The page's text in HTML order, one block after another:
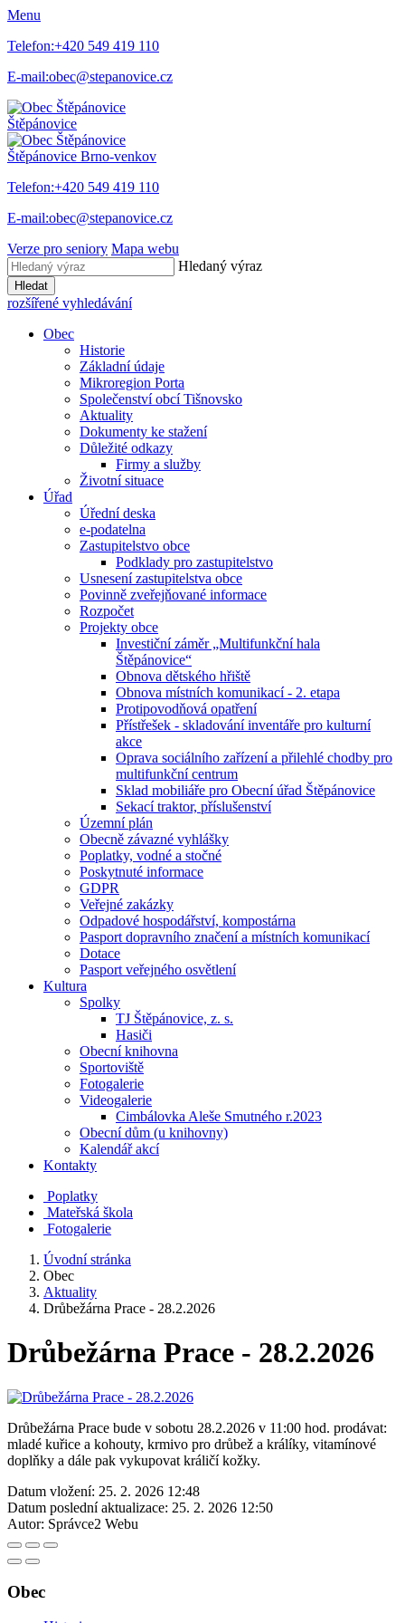
Menu
Telefon:+420 549 419 110
E-mail:obec@stepanovice.cz
Štěpánovice
Štěpánovice Brno-venkov
Telefon:+420 549 419 110
E-mail:obec@stepanovice.cz
Verze pro seniory Mapa webu
Hledaný výraz
Hledat
rozšířené vyhledávání
Obec
Historie
Základní údaje
Mikroregion Porta
Společenství obcí Tišnovsko
Aktuality
Dokumenty ke stažení
Důležité odkazy
Firmy a služby
Životní situace
Úřad
Úřední deska
e-podatelna
Zastupitelstvo obce
Podklady pro zastupitelstvo
Usnesení zastupitelstva obce
Povinně zveřejňované informace
Rozpočet
Projekty obce
Investiční záměr „Multifunkční hala
Štěpánovice“
Obnova dětského hřiště
Obnova místních komunikací - 2. etapa
Protipovodňová opatření
Přístřešek - skladování inventáře pro kulturní
akce
Oprava sociálního zařízení a přilehlé chodby pro
multifunkční centrum
Sklad mobiliáře pro Obecní úřad Štěpánovice
Sekací traktor, příslušenství
Územní plán
Obecně závazné vyhlášky
Poplatky, vodné a stočné
Poskytnuté informace
GDPR
Veřejné zakázky
Odpadové hospodářství, kompostárna
Pasport dopravního značení a místních komunikací
Dotace
Pasport veřejného osvětlení
Kultura
Spolky
TJ Štěpánovice, z. s.
Hasiči
Obecní knihovna
Sportoviště
Fotogalerie
Videogalerie
Cimbálovka Aleše Smutného r.2023
Obecní dům (u knihovny)
Kalendář akcí
Kontakty
Poplatky
Mateřská škola
Fotogalerie
Úvodní stránka
Obec
Aktuality
Drůbežárna Prace - 28.2.2026
Drůbežárna Prace - 28.2.2026
Drůbežárna Prace bude v sobotu 28.2.2026 v 11:00 hod. prodávat:
mladé kuřice a kohouty, krmivo pro drůbež a králíky, vitamínové
doplňky a dále pak vykupovat králičí kožky.
Datum vložení: 25. 2. 2026 12:48
Datum poslední aktualizace: 25. 2. 2026 12:50
Autor: Správce2 Webu
Obec